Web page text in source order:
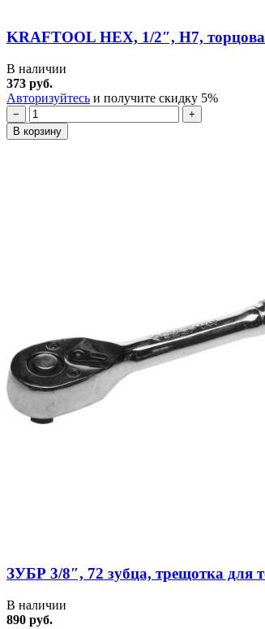
KRAFTOOL HEX, 1/2″, Н7,
В наличии
373 руб.
Авторизуйтесь и получите скидку 5%
−
+
В корзину
ЗУБР 3/8″, 72 зубца, трещотка для
В наличии
890 руб.